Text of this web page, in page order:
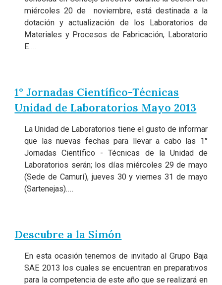
miércoles 20 de noviembre, está destinada a la
dotación y actualización de los Laboratorios de
Materiales y Procesos de Fabricación, Laboratorio
E....
1° Jornadas Científico-Técnicas
Unidad de Laboratorios Mayo 2013
La Unidad de Laboratorios tiene el gusto de informar
que las nuevas fechas para llevar a cabo las 1°
Jornadas Científico - Técnicas de la Unidad de
Laboratorios serán; los días miércoles 29 de mayo
(Sede de Camurí), jueves 30 y viernes 31 de mayo
(Sartenejas)....
Descubre a la Simón
En esta ocasión tenemos de invitado al Grupo Baja
SAE 2013 los cuales se encuentran en preparativos
para la competencia de este año que se realizará en